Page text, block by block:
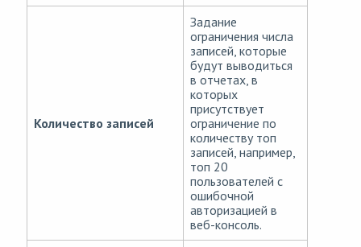
Количество записей
Задание
ограничения числа
записей, которые
будут выводиться
в отчетах, в
которых
присутствует
ограничение по
количеству топ
записей, например,
топ 20
пользователей с
ошибочной
авторизацией в
веб-консоль.